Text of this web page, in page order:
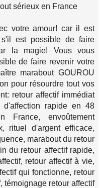
sérieux en France
votre amour! car il est
est possible de faire
la magie! Vous vous
de faire revenir votre
marabout GOUROU
pour résourdre tout vos
retour affectif immédiat
rapide en 48
France, envoûtement
rituel d'argent efficace,
marabout du retour
du retour affectif rapide,
retour affectif à vie,
qui fonctionne, retour
témoignage retour affectif